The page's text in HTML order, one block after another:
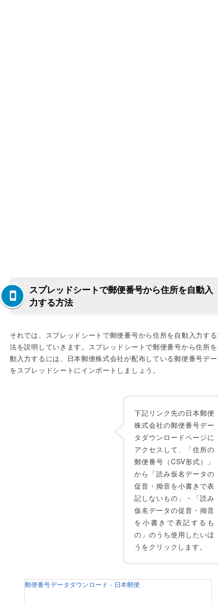
スプレッドシートで郵便番号から住所を自動入
力する方法
それでは、スプレッドシートで郵便番号から住所を自動入力す
法を説明していきます。スプレッドシートで郵便番号から住所
動入力するには、日本郵便株式会社が配布している郵便番号デ
をスプレッドシートにインポートしましょう。
下記リンク先の日本郵便
株式会社の郵便番号デー
タダウンロードページに
アクセスして、「住所の
郵便番号（CSV形式）」
から「読み仮名データの
促音・拗音を小書きで表
記しないもの」・「読み
仮名データの促音・拗音
を小書きで表記するも
の」のうち使用したいほ
うをクリックします。
郵便番号データダウンロード - 日本郵便